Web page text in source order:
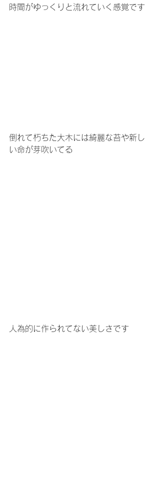
時間がゆっくりと流れていく感覚です
倒れて朽ちた大木には綺麗な苔や新し
い命が芽吹いてる
人為的に作られてない美しさです